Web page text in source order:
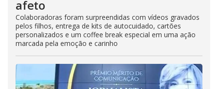
afeto
Colaboradoras foram surpreendidas com vídeos gravados
pelos filhos, entrega de kits de autocuidado, cartões
personalizados e um coffee break especial em uma ação
marcada pela emoção e carinho